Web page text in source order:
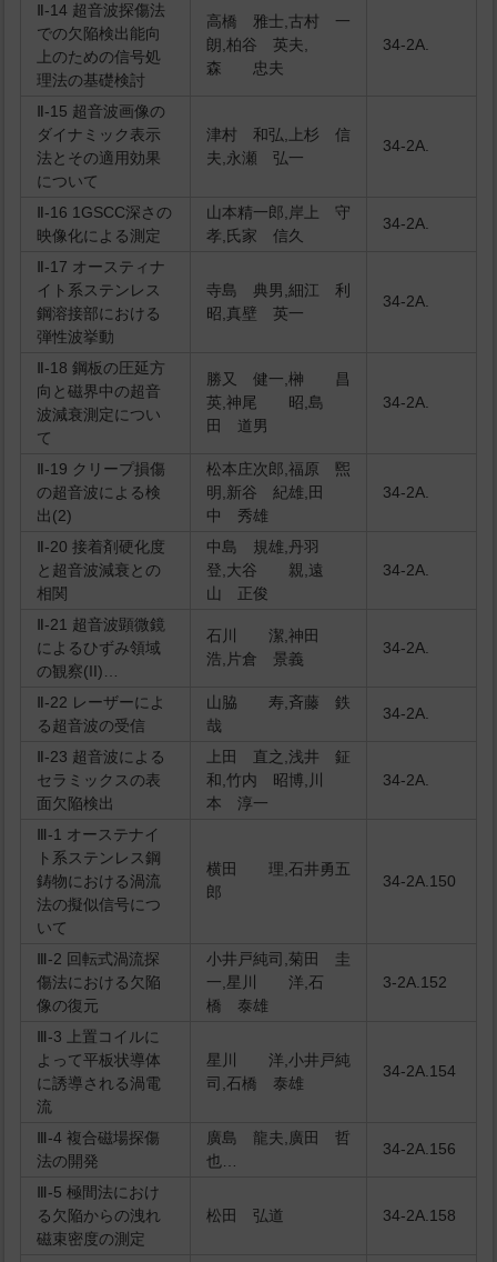
Ⅱ-14 超音波探傷法
での欠陥検出能向
上のための信号処
理法の基礎検討
高橋 雅士,古村 一
朗,柏谷 英夫,
森 忠夫
34-2A.
Ⅱ-15 超音波画像の
ダイナミック表示
法とその適用効果
について
津村 和弘,上杉 信
夫,永瀬 弘一
34-2A.
Ⅱ-16 1GSCC深さの
映像化による測定
山本精一郎,岸上 守
孝,氏家 信久
34-2A.
Ⅱ-17 オースティナ
イト系ステンレス
鋼溶接部における
弾性波挙動
寺島 典男,細江 利
昭,真壁 英一
34-2A.
Ⅱ-18 鋼板の圧延方
向と磁界中の超音
波減衰測定につい
て
勝又 健一,榊 昌
英,神尾 昭,島
田 道男
34-2A.
Ⅱ-19 クリープ損傷
の超音波による検
出(2)
松本庄次郎,福原 煕
明,新谷 紀雄,田
中 秀雄
34-2A.
Ⅱ-20 接着剤硬化度
と超音波減衰との
相関
中島 規雄,丹羽
登,大谷 親,遠
山 正俊
34-2A.
Ⅱ-21 超音波顕微鏡
によるひずみ領域
の観察(II)…
石川 潔,神田
浩,片倉 景義
34-2A.
Ⅱ-22 レーザーによ
る超音波の受信
山脇 寿,斉藤 鉄
哉
34-2A.
Ⅱ-23 超音波による
セラミックスの表
面欠陥検出
上田 直之,浅井 鉦
和,竹内 昭博,川
本 淳一
34-2A.
Ⅲ-1 オーステナイ
ト系ステンレス鋼
鋳物における渦流
法の擬似信号につ
いて
横田 理,石井勇五
郎
34-2A.150
Ⅲ-2 回転式渦流探
傷法における欠陥
像の復元
小井戸純司,菊田 圭
一,星川 洋,石
橋 泰雄
3-2A.152
Ⅲ-3 上置コイルに
よって平板状導体
に誘導される渦電
流
星川 洋,小井戸純
司,石橋 泰雄
34-2A.154
Ⅲ-4 複合磁場探傷
法の開発
廣島 龍夫,廣田 哲
也…
34-2A.156
Ⅲ-5 極間法におけ
る欠陥からの洩れ
磁束密度の測定
松田 弘道 34-2A.158